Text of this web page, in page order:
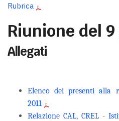
Rubrica
Riunione del
Allegati
Elenco dei presenti alla
2011
Relazione CAL, CREL -